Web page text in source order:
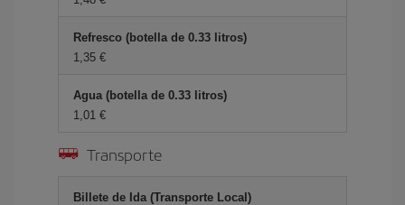
Refresco (botella de 0.33 litros)
1,35 €
Agua (botella de 0.33 litros)
1,01 €
Transporte
Billete de Ida (Transporte Local)